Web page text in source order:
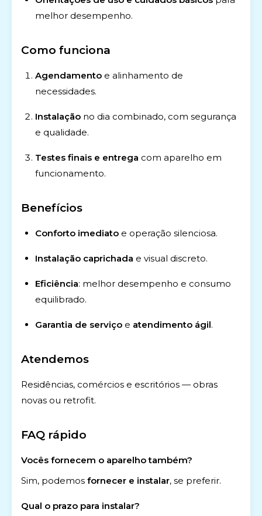
melhor desempenho.
Como funciona
Agendamento e alinhamento de
necessidades.
Instalação no dia combinado, com segurança
e qualidade.
Testes finais e entrega com aparelho em
funcionamento.
Benefícios
Conforto imediato e operação silenciosa.
Instalação caprichada e visual discreto.
Eficiência: melhor desempenho e consumo
equilibrado.
Garantia de serviço e atendimento ágil.
Atendemos
Residências, comércios e escritórios — obras
novas ou retrofit.
FAQ rápido
Vocês fornecem o aparelho também?
Sim, podemos fornecer e instalar, se preferir.
Qual o prazo para instalar?